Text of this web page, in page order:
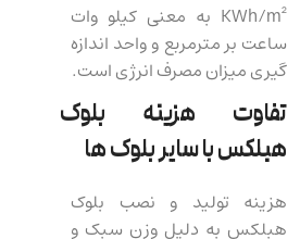
KWh/m² به معنی کیلو وات
ساعت بر مترمربع و واحد اندازه
گیری میزان مصرف انرژی است.
تفاوت هزینه بلوک
هبلکس با سایر بلوک ها
هزینه تولید و نصب بلوک
هبلکس به دلیل وزن سبک و